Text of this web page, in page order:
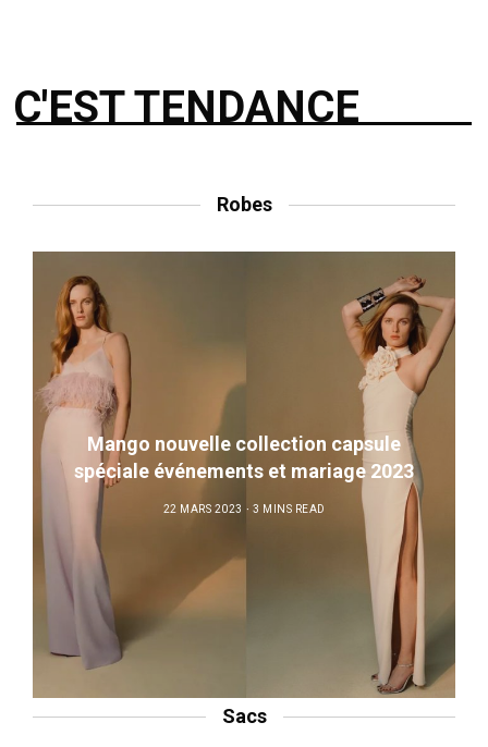
C'EST TENDANCE
Robes
Mango nouvelle collection capsule
spéciale événements et mariage 2023
22 MARS 2023 3 MINS READ
Sacs